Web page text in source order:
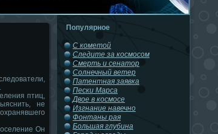
птиц,
не
Он
Популярное
С кометой
Следите за космосом
Смерть и сенатор
Солнечный ветер
Патентная заявка
Пески Марса
Двое в космосе
Изгнание навечно
Фонтаны рая
Большая глубина